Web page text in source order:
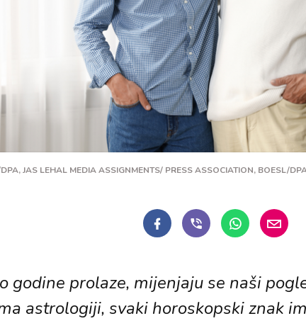
JAS LEHAL MEDIA ASSIGNMENTS/ PRESS ASSOCIATION, BOESL/
godine prolaze, mijenjaju se naši
astrologiji, svaki horoskopski znak